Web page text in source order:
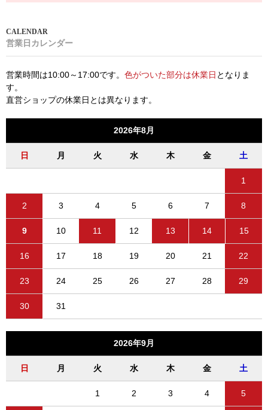
営業日カレンダー
営業時間は10:00～17:00です。 色がついた部分は休業日 となりま
す。
直営ショップの休業日とは異なります。
2026年8月
日 月 火 水 木 金 土
1
2 3 4 5 6 7 8
9 10 11 12 13 14 15
16 17 18 19 20 21 22
23 24 25 26 27 28 29
30 31
2026年9月
日 月 火 水 木 金 土
1 2 3 4 5